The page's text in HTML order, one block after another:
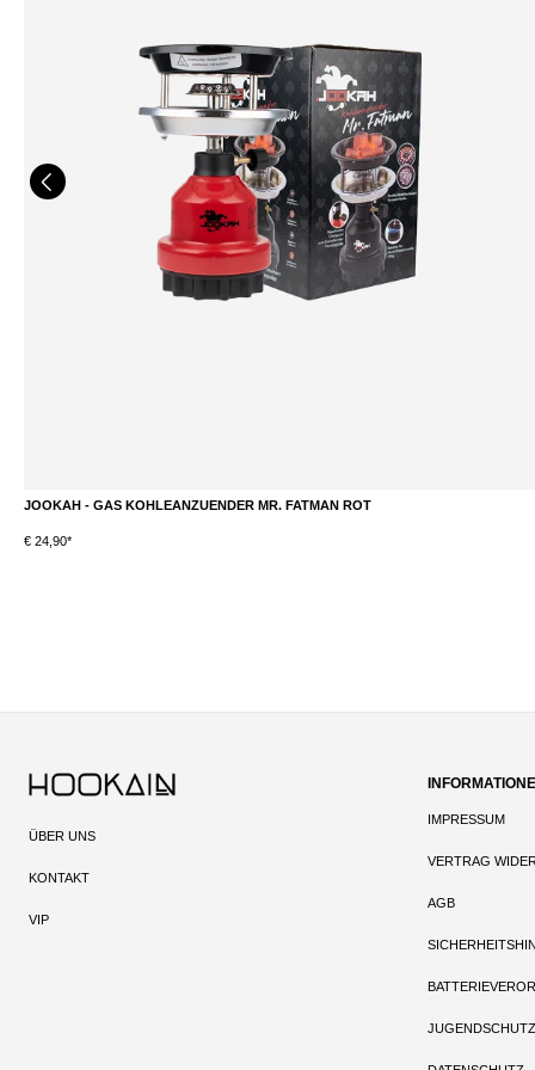
JOOKAH - GAS KOHLEANZUENDER MR. FATMAN ROT
€ 24,90*
ÜBER UNS
KONTAKT
VIP
IMPRESSUM
VERTRAG
AGB
JUGENDSCHUTZ